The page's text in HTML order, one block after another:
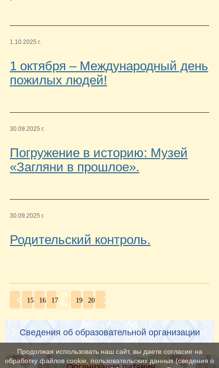
1.10.2025 г.
1 октября – Международный день
пожилых людей!
30.09.2025 г.
Погружение в историю: Музей
«Загляни в прошлое».
30.09.2025 г.
Родительский контроль.
15 16 17 18 19 20
Сведения об образовательной организации
Продолжая использовать наш сайт, вы даете согласие на
обработку файлов cookie, пользовательских данных (сведения о